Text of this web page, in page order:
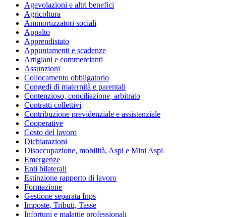
Agevolazioni e altri benefici
Agricoltura
Ammortizzatori sociali
Appalto
Apprendistato
Appuntamenti e scadenze
Artigiani e commercianti
Assunzioni
Collocamento obbligatorio
Congedi di maternità e parentali
Contenzioso, conciliazione, arbitrato
Contratti collettivi
Contribuzione previdenziale e assistenziale
Cooperative
Costo del lavoro
Dichiarazioni
Disoccupazione, mobilità, Aspi e Mini Aspi
Emergenze
Enti bilaterali
Estinzione rapporto di lavoro
Formazione
Gestione separata Inps
Imposte, Tributi, Tasse
Infortuni e malattie professionali